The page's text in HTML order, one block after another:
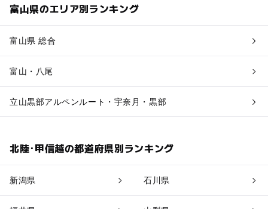
富山県のエリア別ランキング
富山県 総合
富山・八尾
立山黒部アルペンルート・宇奈月・黒部
北陸･甲信越の都道府県別ランキング
新潟県 石川県